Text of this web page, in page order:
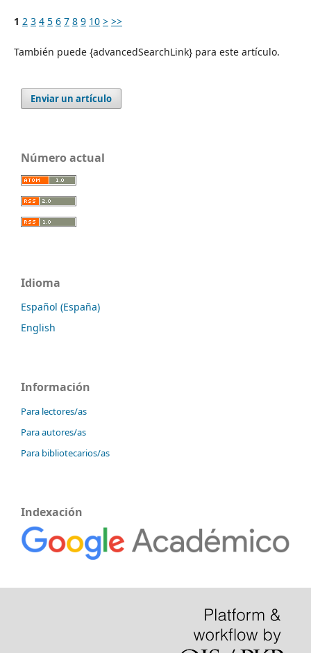
1 2 3 4 5 6 7 8 9 10 > >>
También puede {advancedSearchLink} para este artículo.
Enviar un artículo
Número actual
Idioma
Español (España)
English
Información
Para lectores/as
Para autores/as
Para bibliotecarios/as
Indexación